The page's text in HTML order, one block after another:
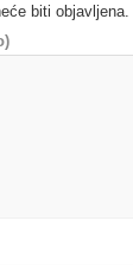
biti objavljena.